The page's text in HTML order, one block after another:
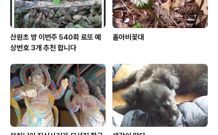
산원초 방 이번주 540회 로또 예
상번호 3개 추천 합니다
홀아비꽃대